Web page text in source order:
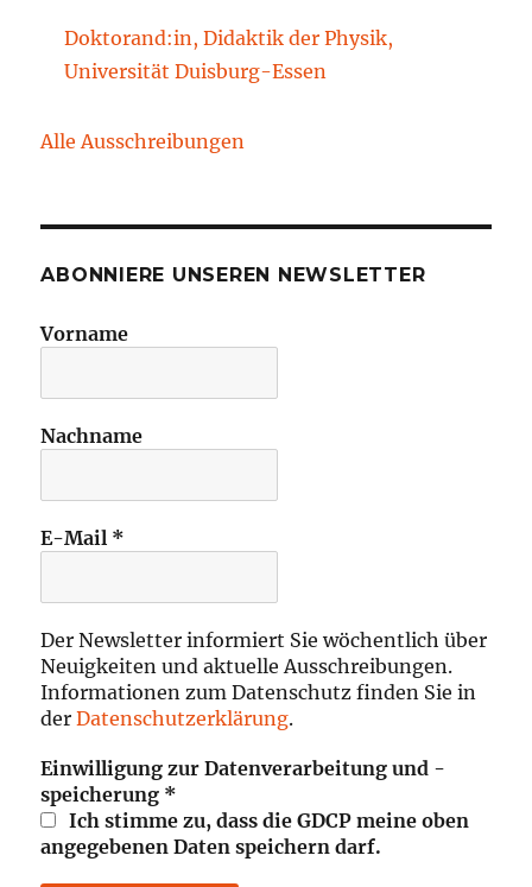
Doktorand:in, Didaktik der Physik,
Universität Duisburg-Essen
Alle Ausschreibungen
ABONNIERE UNSEREN NEWSLETTER
Vorname
Nachname
E-Mail *
Der Newsletter informiert Sie wöchentlich über
Neuigkeiten und aktuelle Ausschreibungen.
Informationen zum Datenschutz finden Sie in
derDatenschutzerklärung.
Einwilligung zur Datenverarbeitung und -
speicherung *
Ich stimme zu, dass die GDCP meine oben
angegebenen Daten speichern darf.